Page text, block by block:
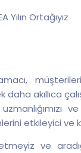
Ortağıyız
akıllıca
etkileyici ve
ve